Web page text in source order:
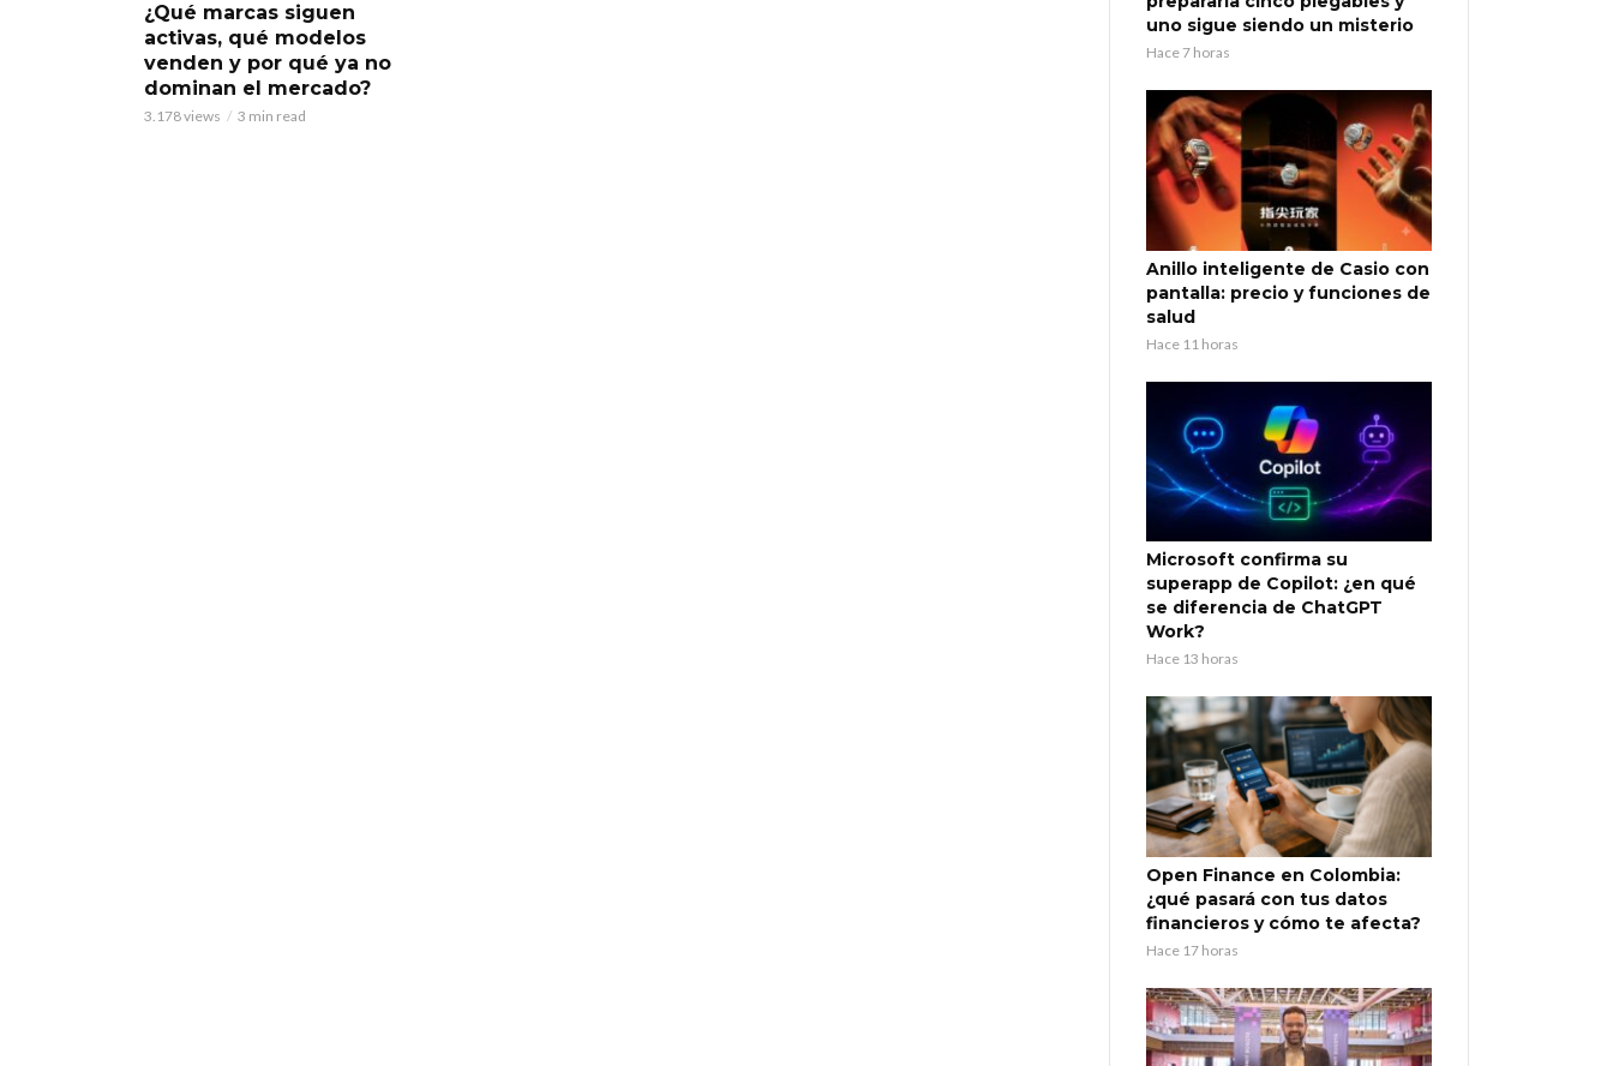
¿Qué marcas siguen
activas, qué modelos
venden y por qué ya no
dominan el mercado?
3.178 views 3 min read
uno sigue siendo un misterio
Hace 7 horas
Anillo inteligente de Casio con
pantalla: precio y funciones de
salud
Hace 11 horas
Microsoft confirma su
superapp de Copilot: ¿en qué
se diferencia de ChatGPT
Work?
Hace 13 horas
Open Finance en Colombia:
¿qué pasará con tus datos
financieros y cómo te afecta?
Hace 17 horas